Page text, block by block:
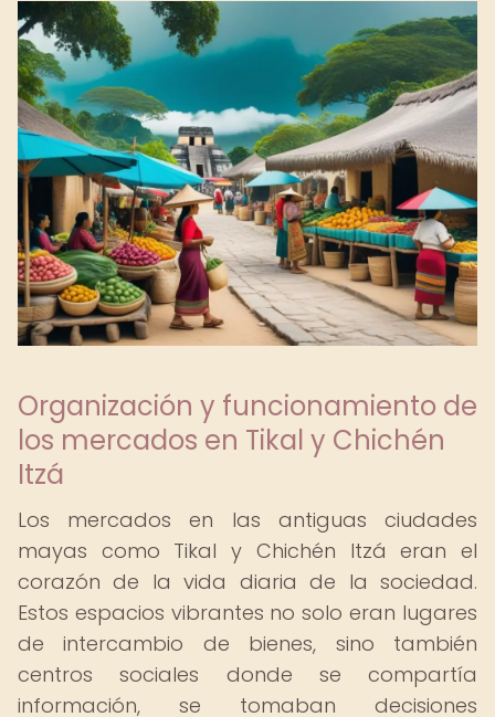
Organización y funcionamiento de
los mercados en Tikal y Chichén
Itzá
Los mercados en las antiguas ciudades
mayas como Tikal y Chichén Itzá eran el
corazón de la vida diaria de la sociedad.
Estos espacios vibrantes no solo eran lugares
de intercambio de bienes, sino también
centros sociales donde se compartía
información, se tomaban decisiones